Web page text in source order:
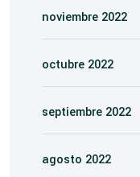
noviembre 2022
octubre 2022
septiembre 2022
agosto 2022